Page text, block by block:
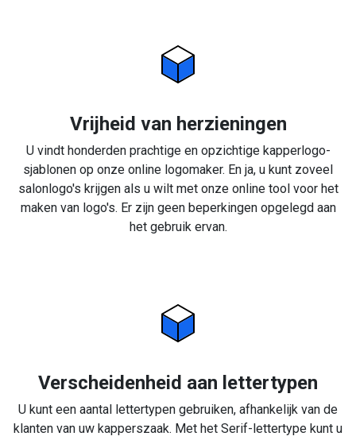
Vrijheid van herzieningen
U vindt honderden prachtige en opzichtige kapperlogo-
sjablonen op onze online logomaker. En ja, u kunt zoveel
salonlogo's krijgen als u wilt met onze online tool voor het
maken van logo's. Er zijn geen beperkingen opgelegd aan
het gebruik ervan.
Verscheidenheid aan lettertypen
U kunt een aantal lettertypen gebruiken, afhankelijk van de
klanten van uw kapperszaak. Met het Serif-lettertype kunt u